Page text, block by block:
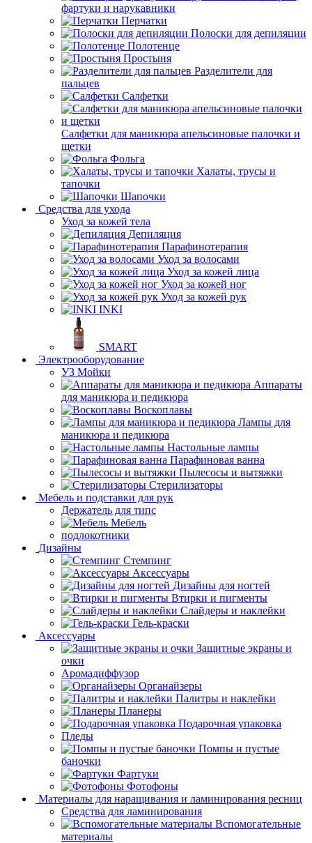
фартуки и нарукавники
Перчатки
Полоски для депиляции
Полотенце
Простыня
Разделители для
пальцев
Салфетки
Салфетки для маникюра апельсиновые палочки и
щетки
Фольга
Халаты, трусы и
тапочки
Шапочки
Средства для ухода
Уход за кожей тела
Депиляция
Парафинотерапия
Уход за волосами
Уход за кожей лица
Уход за кожей ног
Уход за кожей рук
INKI
SMART
Электрооборудование
УЗ Мойки
Аппараты
для маникюра и педикюра
Воскоплавы
Лампы для
маникюра и педикюра
Настольные лампы
Парафиновая ванна
Пылесосы и вытяжки
Стерилизаторы
Мебель и подставки для рук
Держатель для типс
Мебель
подлокотники
Дизайны
Стемпинг
Аксессуары
Дизайны для ногтей
Втирки и пигменты
Слайдеры и наклейки
Гель-краски
Аксессуары
Защитные экраны и
очки
Аромадиффузор
Органайзеры
Палитры и наклейки
Планеры
Подарочная упаковка
Пледы
Помпы и пустые
баночки
Фартуки
Фотофоны
Материалы для наращивания и ламинирования ресниц
Средства для ламинирования
Вспомогательные
материалы